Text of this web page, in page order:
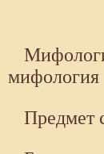
мифология
Предмет